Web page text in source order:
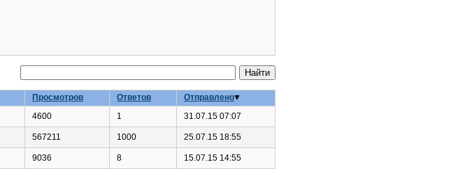
Просмотров Ответов
Отправлено
4600 1 31.07.15 07:07
567211 1000 25.07.15 18:55
9036 8 15.07.15 14:55